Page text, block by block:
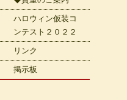
ハロウィン仮装コ
ンテスト２０２２
リンク
掲示板